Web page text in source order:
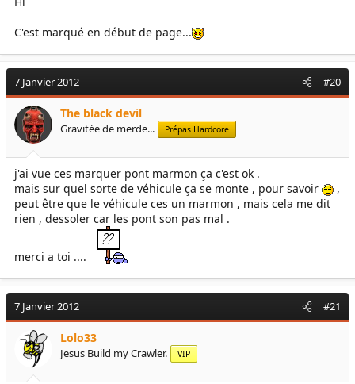
C'est marqué en début de page...
7 Janvier 2012 #20
The black devil
Gravitée de merde... Prépas Hardcore
j'ai vue ces marquer pont marmon ça c'est ok .
mais sur quel sorte de véhicule ça se monte , pour savoir
,
peut être que le véhicule ces un marmon , mais cela me dit
rien , dessoler car les pont son pas mal .
merci a toi ....
7 Janvier 2012 #21
Lolo33
Jesus Build my Crawler. VIP